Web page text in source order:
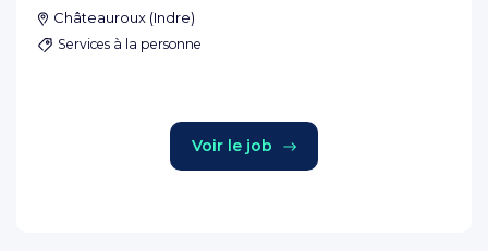
Châteauroux (Indre)
Services à la personne
Voir le job